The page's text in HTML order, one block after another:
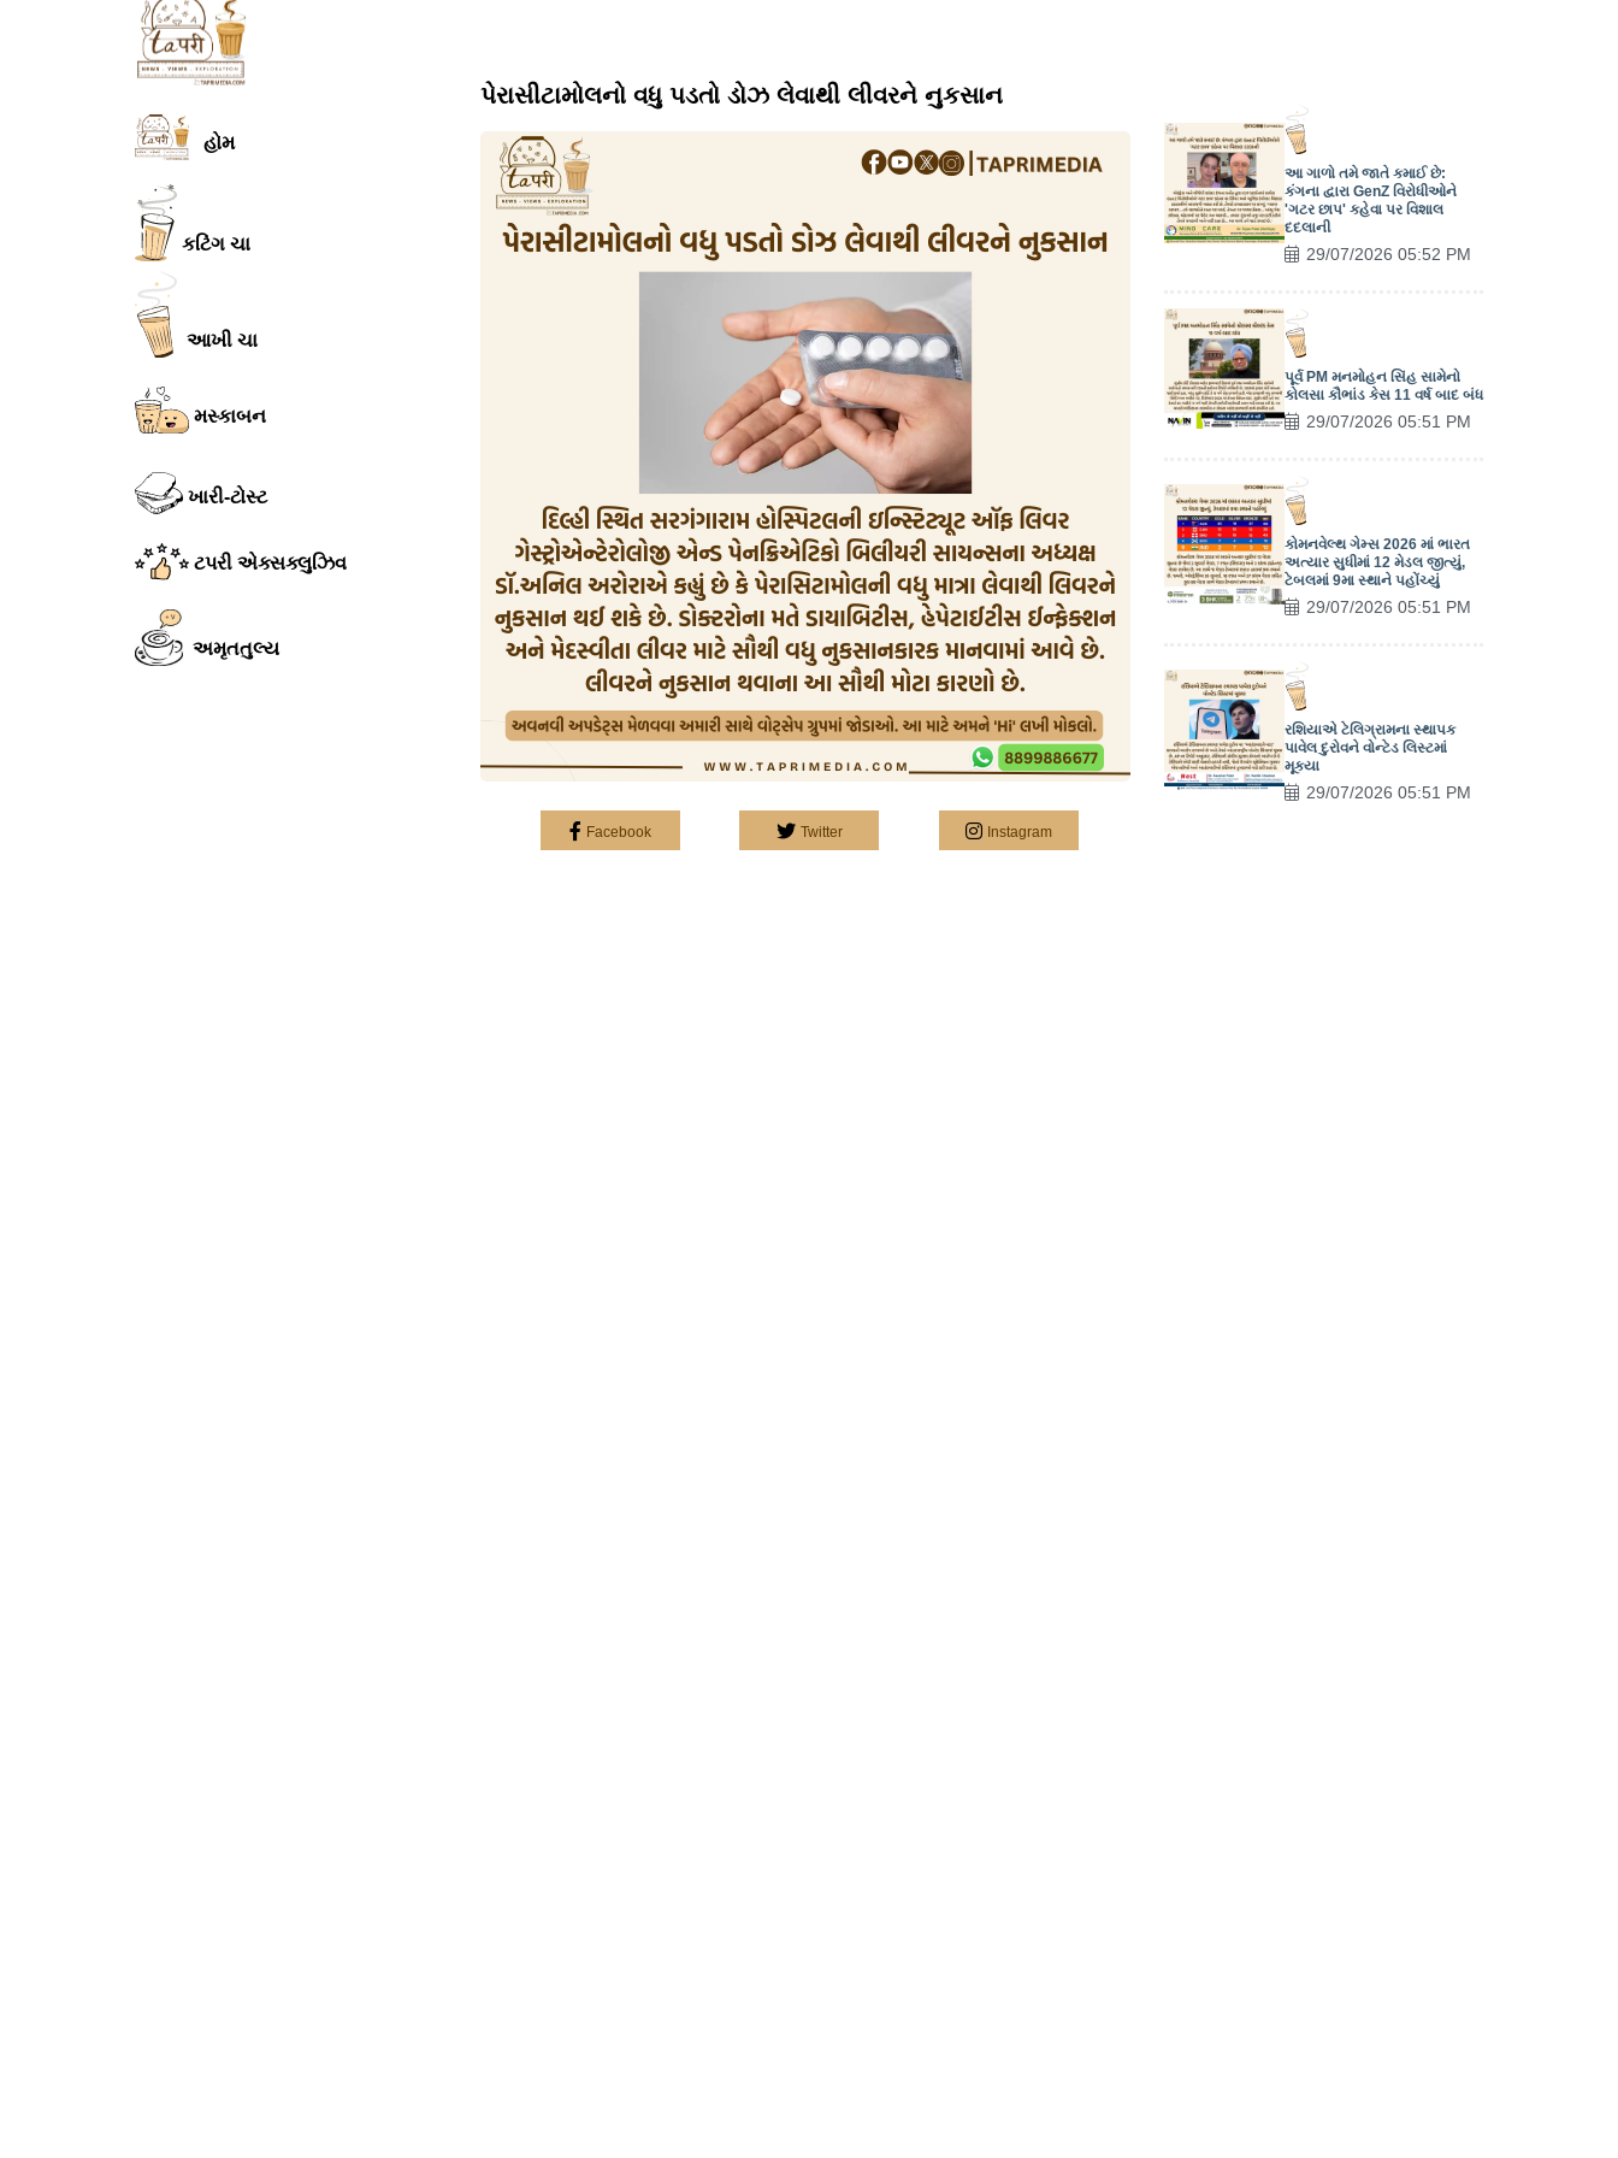
હોમ
કટિંગ ચા
આખી ચા
મસ્કાબન
ખારી-ટોસ્ટ
ટપરી એક્સક્લુઝિવ
અમૃતતુલ્ય
પેરાસીટામોલનો વધુ પડતો ડોઝ લેવાથી લીવરને નુકસાન
Facebook Twitter Instagram
આ ગાળો તમે જાતે કમાઈ છે:
કંગના દ્વારા GenZ વિરોધીઓને
'ગટર છાપ' કહેવા પર વિશાલ
દદલાની
29/07/2026 05:52 PM
પૂર્વ PM મનમોહન સિંહ સામેનો
કોલસા કૌભાંડ કેસ 11 વર્ષ બાદ બંધ
29/07/2026 05:51 PM
કોમનવેલ્થ ગેમ્સ 2026 માં ભારત
અત્યાર સુધીમાં 12 મેડલ જીત્યું,
ટેબલમાં 9મા સ્થાને પહોંચ્યું
29/07/2026 05:51 PM
રશિયાએ ટેલિગ્રામના સ્થાપક
પાવેલ દુરોવને વોન્ટેડ લિસ્ટમાં
મૂક્યા
29/07/2026 05:51 PM